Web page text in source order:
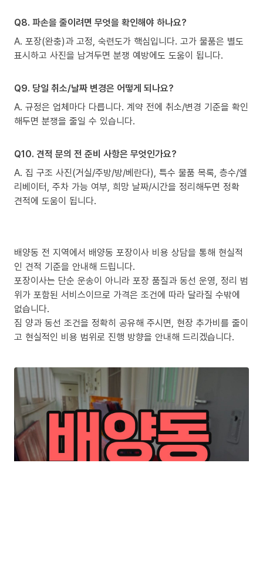
Q8. 파손을 줄이려면 무엇을 확인해야 하나요?
A. 포장(완충)과 고정, 숙련도가 핵심입니다. 고가 물품은 별도
표시하고 사진을 남겨두면 분쟁 예방에도 도움이 됩니다.
Q9. 당일 취소/날짜 변경은 어떻게 되나요?
A. 규정은 업체마다 다릅니다. 계약 전에 취소/변경 기준을 확인
해두면 분쟁을 줄일 수 있습니다.
Q10. 견적 문의 전 준비 사항은 무엇인가요?
A. 집 구조 사진(거실/주방/방/베란다), 특수 물품 목록, 층수/엘
리베이터, 주차 가능 여부, 희망 날짜/시간을 정리해두면 정확
견적에 도움이 됩니다.
배양동 전 지역에서 배양동 포장이사 비용 상담을 통해 현실적
인 견적 기준을 안내해 드립니다.
포장이사는 단순 운송이 아니라 포장 품질과 동선 운영, 정리 범
위가 포함된 서비스이므로 가격은 조건에 따라 달라질 수밖에
없습니다.
짐 양과 동선 조건을 정확히 공유해 주시면, 현장 추가비를 줄이
고 현실적인 비용 범위로 진행 방향을 안내해 드리겠습니다.